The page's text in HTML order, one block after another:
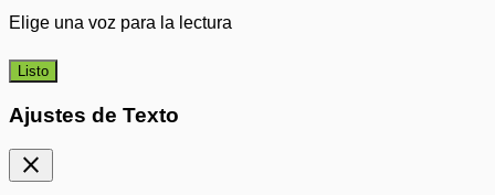
Elige una voz para la lectura
Listo
Ajustes de Texto
close